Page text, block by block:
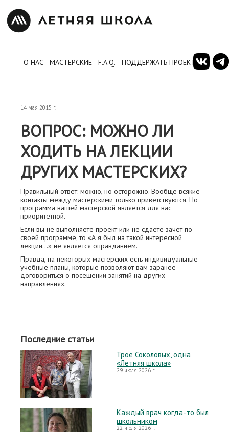
О НАС МАСТЕРСКИЕ F.A.Q. ПОДДЕРЖАТЬ ПРОЕКТ
14 мая 2015 г.
ВОПРОС: МОЖНО ЛИ
ХОДИТЬ НА ЛЕКЦИИ
ДРУГИХ МАСТЕРСКИХ?
Правильный ответ: можно, но осторожно. Вообще всякие
контакты между мастерскими только приветствуются. Но
программа вашей мастерской является для вас
приоритетной.
Если вы не выполняете проект или не сдаете зачет по
своей программе, то «А я был на такой интересной
лекции…» не является оправданием.
Правда, на некоторых мастерских есть индивидуальные
учебные планы, которые позволяют вам заранее
договориться о посещении занятий на других
направлениях.
Последние статьи
Трое Соколовых, одна
«Летняя школа»
29 июля 2026 г.
Каждый врач когда-то был
школьником
22 июля 2026 г.